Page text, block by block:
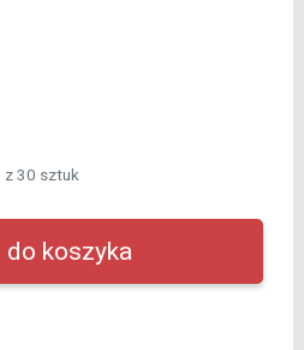
z 30 sztuk